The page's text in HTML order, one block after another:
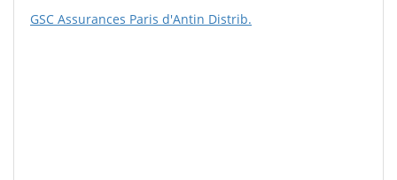
GSC Assurances Paris d'Antin Distrib.